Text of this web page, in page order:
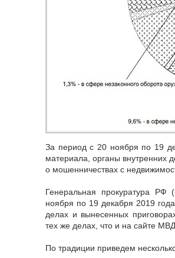
За период с 20 ноября по 19
материала, органы
о мошенничествах с
Генеральная прокуратура РФ
ноября по 19 декабря 2019
делах и вынесенных
тех же делах, что и на сайте МВД
По традиции приведем